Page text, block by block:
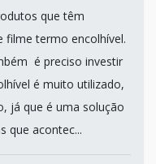
que têm
filme termo encolhível.
é preciso investir
é muito utilizado,
já que é uma solução
que acontec...